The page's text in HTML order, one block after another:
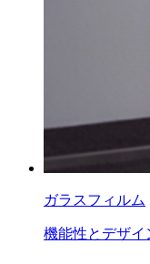
ガラスフィルム
機能性とデザイ